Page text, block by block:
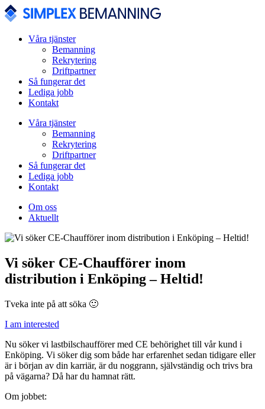
Våra tjänster
Bemanning
Rekrytering
Driftpartner
Så fungerar det
Lediga jobb
Kontakt
Våra tjänster
Bemanning
Rekrytering
Driftpartner
Så fungerar det
Lediga jobb
Kontakt
Om oss
Aktuellt
Vi söker CE-Chaufförer inom
distribution i Enköping – Heltid!
Tveka inte på att söka 🙂
I am interested
Nu söker vi lastbilschaufförer med CE behörighet till vår kund i
Enköping. Vi söker dig som både har erfarenhet sedan tidigare eller
är i början av din karriär, är du noggrann, självständig och trivs bra
på vägarna? Då har du hamnat rätt.
Om jobbet: